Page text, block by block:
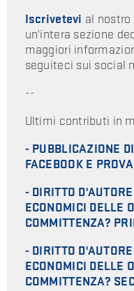
Iscrivetevi al nostro
un'intera sezione
maggiori
seguiteci sui social
--
Ultimi contributi in
- PUBBLICAZIONE
FACEBOOK E
- DIRITTO
ECONOMICI DELLE
COMMITTENZA?
- DIRITTO
ECONOMICI DELLE
COMMITTENZA?